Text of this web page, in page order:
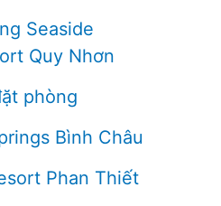
Seaside
Quy Nhơn
phòng
Bình Châu
Phan Thiết